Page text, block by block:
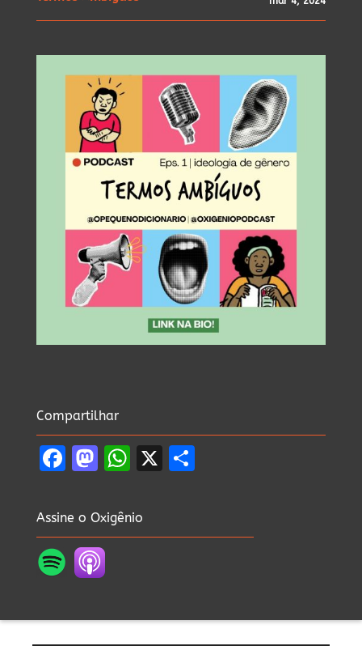
Compartilhar
Facebook
Mastodon
WhatsApp
X
Assine o Oxigênio